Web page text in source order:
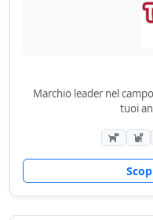
Marchio leader nel
tuoi